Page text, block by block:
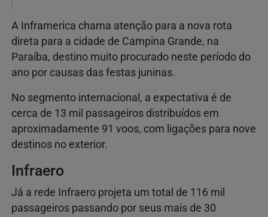
A Inframerica chama atenção para a nova rota
direta para a cidade de Campina Grande, na
Paraíba, destino muito procurado neste período do
ano por causas das festas juninas.
No segmento internacional, a expectativa é de
cerca de 13 mil passageiros distribuídos em
aproximadamente 91 voos, com ligações para nove
destinos no exterior.
Infraero
Já a rede Infraero projeta um total de 116 mil
passageiros passando por seus mais de 30